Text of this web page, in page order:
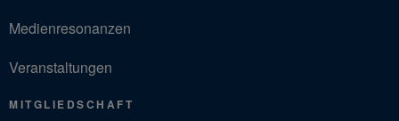
Medienresonanzen
Veranstaltungen
MITGLIEDSCHAFT